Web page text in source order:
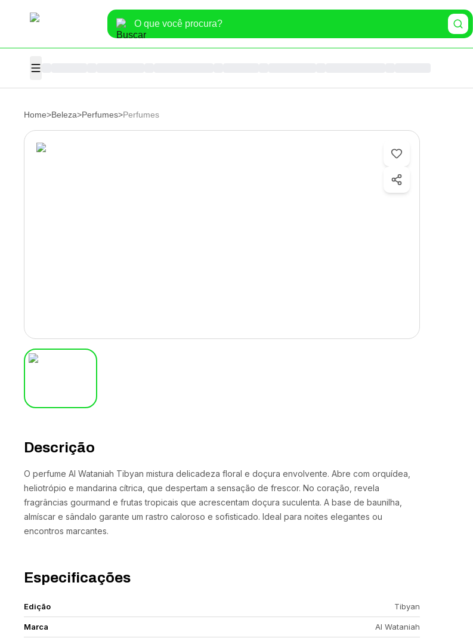
Home>Beleza>Perfumes>Perfumes
Descrição
O perfume Al Wataniah Tibyan mistura delicadeza floral e doçura envolvente. Abre com orquídea,
heliotrópio e mandarina cítrica, que despertam a sensação de frescor. No coração, revela
fragrâncias gourmand e frutas tropicais que acrescentam doçura suculenta. A base de baunilha,
almíscar e sândalo garante um rastro caloroso e sofisticado. Ideal para noites elegantes ou
encontros marcantes.
Especificações
Edição Tibyan
Marca Al Wataniah